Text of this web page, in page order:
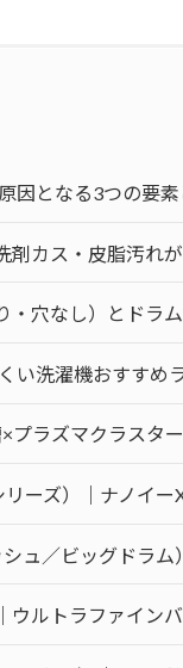
因となる3つの要
剤カス・皮脂汚れ
・穴なし）とドラ
い洗濯機おすすめ
プラズマクラスタ
ーズ）｜ナノイ
ュ／ビッグドラ
ルトラファイン